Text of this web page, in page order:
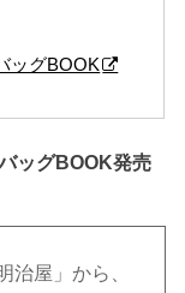
ッグBOOK
ッグBOOK発売
治屋」から、